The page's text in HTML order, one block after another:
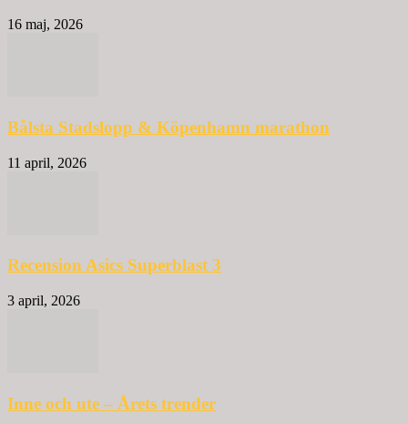
16 maj, 2026
Bålsta Stadslopp & Köpenhamn marathon
11 april, 2026
Recension Asics Superblast 3
3 april, 2026
Inne och ute – Årets trender